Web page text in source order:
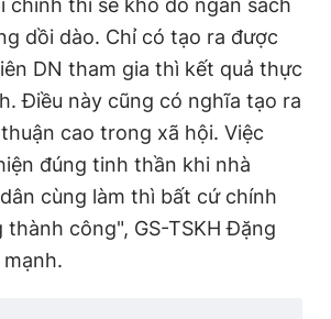
chính thì sẽ khó do ngân sách
dồi dào. Chỉ có tạo ra được
DN tham gia thì kết quả thực
Điều này cũng có nghĩa tạo ra
cao trong xã hội. Việc
đúng tinh thần khi nhà
cùng làm thì bất cứ chính
thành công", GS-TSKH Đặng